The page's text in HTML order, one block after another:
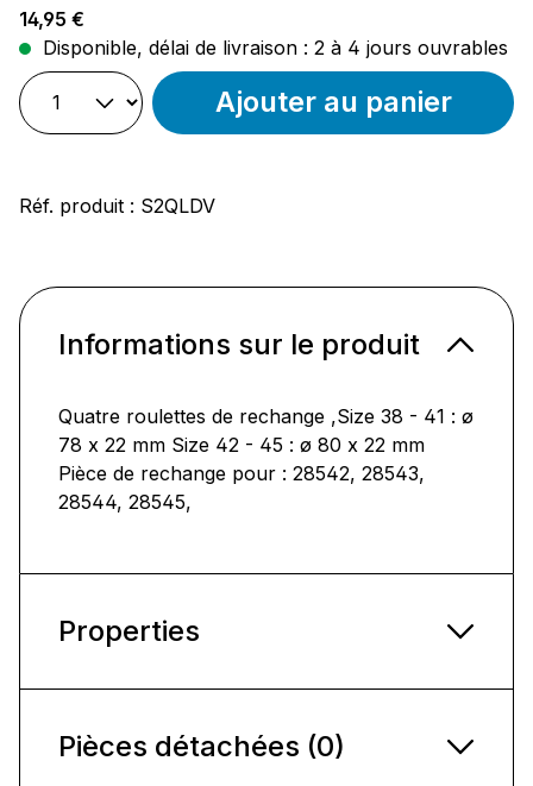
Prix régulier :
14,95 €
Disponible, délai de livraison : 2 à 4 jours ouvrables
Ajouter au panier
Réf. produit : S2QLDV
Informations sur le produit
Quatre roulettes de rechange ,Size 38 - 41 : ø
78 x 22 mm Size 42 - 45 : ø 80 x 22 mm
Pièce de rechange pour : 28542, 28543,
28544, 28545,
Properties
Pièces détachées (0)